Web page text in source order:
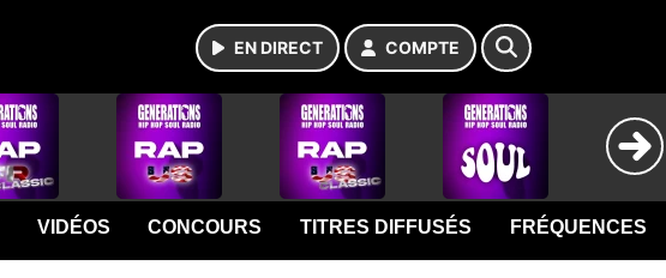
EN DIRECT COMPTE
VIDÉOS CONCOURS TITRES DIFFUSÉS FRÉQUENCES